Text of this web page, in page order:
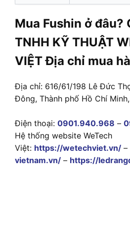
Mua Fushin ở đâu?
TNHH KỸ THUẬT
VIỆT Địa chỉ mua
Địa chỉ: 616/61/198 Lê Đức
Đông, Thành phố Hồ Chí
Điện thoại: 0901.940.968 –
Hệ thống website WeTech
Việt: https://wetechviet.vn/ –
vietnam.vn/ – https://